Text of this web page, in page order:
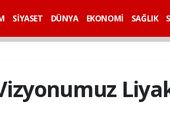
SİYASET DÜNYA EKONOMİ SAĞLIK